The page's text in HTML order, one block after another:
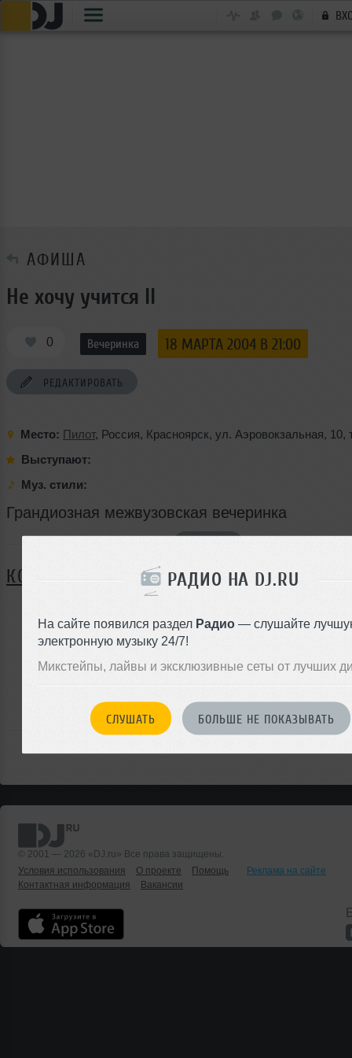
РАДИО НА DJ.RU
На сайте появился раздел Радио — слушайте
электронную музыку 24/7!
Микстейпы, лайвы и эксклюзивные сеты от лучших
СЛУШАТЬ БОЛЬШЕ НЕ ПОКАЗЫВАТЬ
АФИША
Не хочу учится II
0 Вечеринка 18 МАРТА 2004 В 21:00
РЕДАКТИРОВАТЬ
Место: Пилот, Россия, Красноярск, ул. Аэровокзальная, 10,
Выступают:
Муз. стили:
Грандиозная межвузовская вечеринка
КОММЕНТАРИИ
ЗАРЕГИСТРИРУЙТЕСЬ
Или
© 2001 — 2026 «DJ.ru» Все права защищены.
Условия использования
О проекте Помощь
Реклама на сайте
Контактная информация
Вакансии